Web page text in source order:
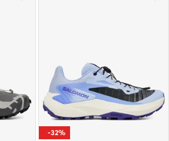
-32%